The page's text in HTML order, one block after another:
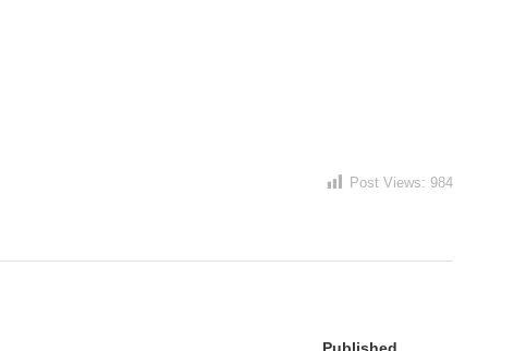
Post Views: 984
Published